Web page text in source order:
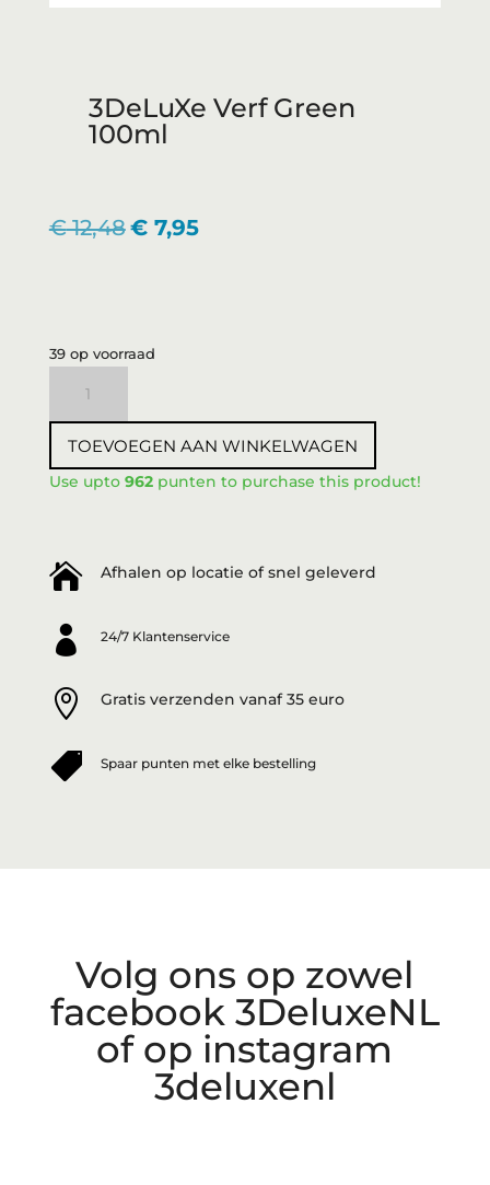
3DeLuXe Verf Green
100ml
€12,48Oorspronkelijke
€7,95Huidige
39 op voorraad
Green
100ml
aantal
TOEVOEGEN AAN WINKELWAGEN
Use upto 962punten to purchase this product!
 Afhalen op locatie of snel geleverd
 24/7 Klantenservice
 Gratis verzenden vanaf 35 euro
 Spaar punten met elke bestelling
Volg ons op zowel
facebook 3DeluxeNL
of op instagram
3deluxenl